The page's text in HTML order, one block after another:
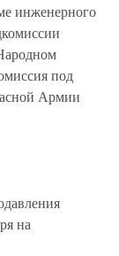
инженерного
под
Армии
на